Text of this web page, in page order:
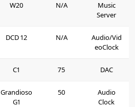
W20 N/A
Music
Server
DCD 12 N/A
Audio/Vid
eoClock
C1 75 DAC
Grandioso
G1
50
Audio
Clock